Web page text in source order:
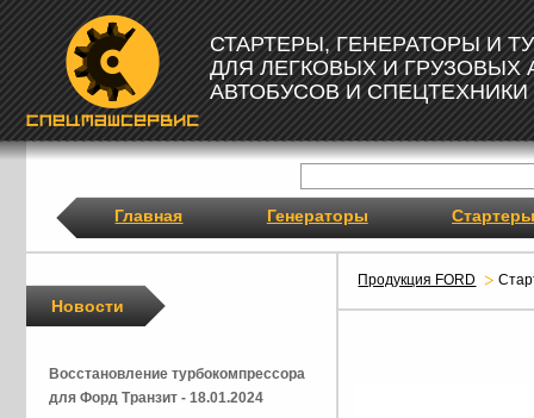
СТАРТЕРЫ, ГЕНЕРАТОРЫ И
ДЛЯ ЛЕГКОВЫХ И ГРУЗОВЫХ
АВТОБУСОВ И СПЕЦТЕХНИКИ
Главная Генераторы Стартеры
Продукция FORD
Новости
Восстановление турбокомпрессора
для Форд Транзит - 18.01.2024